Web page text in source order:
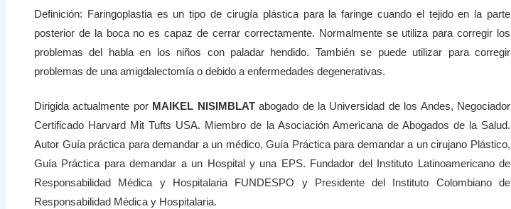
Definición: Faringoplastia es un tipo de cirugía plástica para la faringe cuando el tejido en la parte
posterior de la boca no es capaz de cerrar correctamente. Normalmente se utiliza para corregir los
problemas del habla en los niños con paladar hendido. También se puede utilizar para corregir
problemas de una amigdalectomía o debido a enfermedades degenerativas.
Dirigida actualmente por MAIKEL NISIMBLATabogado de la Universidad de los Andes, Negociador
Certificado Harvard Mit Tufts USA. Miembro de la Asociación Americana de Abogados de la Salud.
Autor Guía práctica para demandar a un médico, Guía Práctica para demandar a un cirujano Plástico,
Guía Práctica para demandar a un Hospital y una EPS. Fundador del Instituto Latinoamericano de
Responsabilidad Médica y Hospitalaria FUNDESPO y Presidente del Instituto Colombiano de
Responsabilidad Médica y Hospitalaria.